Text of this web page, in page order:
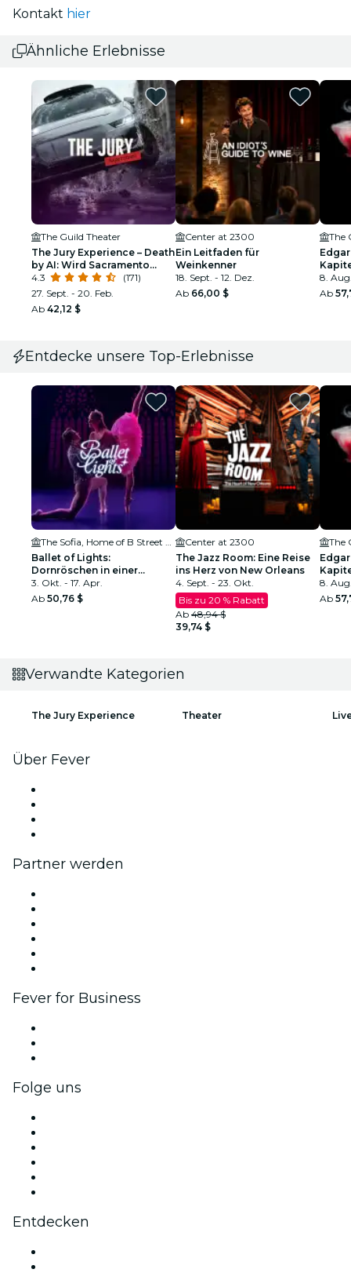
Kontakt hier
Ähnliche Erlebnisse
The Guild Theater
The Jury Experience – Death
by AI: Wird Sacramento
Gerechtigkeit liefern?
4.3
(171)
27. Sept. - 20. Feb.
Ab 42,12 $
Center at 2300
Ein Leitfaden für
Weinkenner
18. Sept. - 12. Dez.
Ab 66,00 $
The
CA
8.
Ab
Entdecke unsere Top-Erlebnisse
Ballet of Lights:
Dornröschen in einer
funkelnden Show
3. Okt. - 17. Apr.
Ab 50,76 $
Center at 2300
The Jazz Room: Eine Reise
ins Herz von New Orleans
4. Sept. - 23. Okt.
Bis zu 20 % Rabatt
Ab 48,94 $
39,74 $
The
CA
8.
Ab
Verwandte Kategorien
The Jury Experience Theater
Über Fever
Partner werden
Fever for Business
Folge uns
Entdecken